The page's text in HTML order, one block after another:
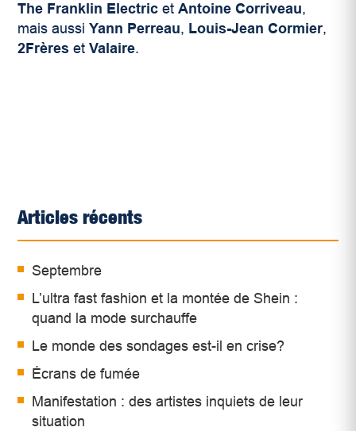
The Franklin Electric etAntoine Corriveau,
mais aussiYann Perreau, Louis-Jean Cormier,
2Frères etValaire.
Articles récents
Septembre
L’ultra fast fashion et la montée de Shein :
quand la mode surchauffe
Le monde des sondages est-il en crise?
Écrans de fumée
Manifestation : des artistes inquiets de leur
situation